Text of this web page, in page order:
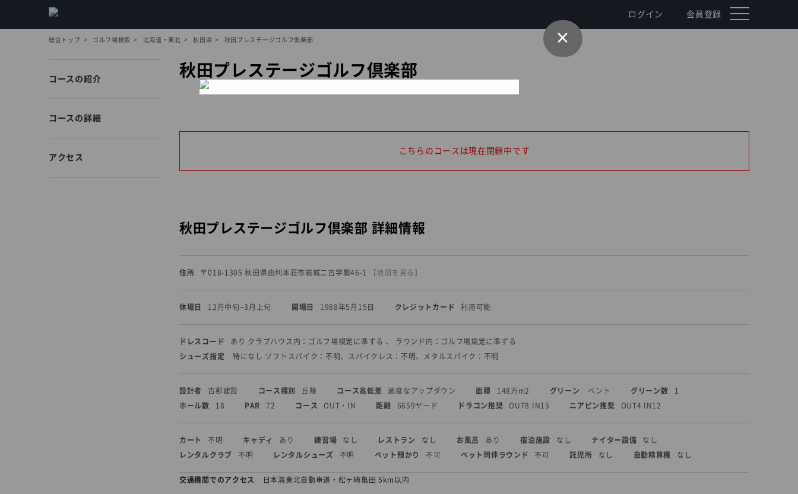
ログイン 会員登録
toggle
×
総合トップ ゴルフ場検索 北海道・東北 秋田県 秋田プレステージゴルフ倶楽部
秋田プレステージゴルフ倶楽部
こちらのコースは現在閉鎖中です
秋田プレステージゴルフ倶楽部 詳細情報
住所 〒018-1305 秋田県由利本荘市岩城二古字繋46-1 ［地図を見る
休場日 12月中旬−3月上旬 開場日 1988年5月15日 クレジットカード 利用可能
ドレスコード あり クラブハウス内：ゴルフ場規定に準ずる 、 ラウンド内：ゴルフ場規定に準ずる
シューズ指定 特になし ソフトスパイク：不明、スパイクレス：不明、メタルスパイク：不明
設計者 古郡建設 コース種別 丘陵 コース高低差 適度なアップダウン 面積 148万m2 グリーン ベント グリーン数 1
ホール数 18 PAR 72 コース OUT・IN 距離 6659ヤード ドラコン推奨 OUT8 IN15 ニアピン推奨 OUT4 IN12
カート 不明 キャディ あり 練習場 なし レストラン なし お風呂 あり 宿泊施設 なし ナイター設備 なし
レンタルクラブ 不明 レンタルシューズ 不明 ペット預かり 不可 ペット同伴ラウンド 不可 託児所 なし 自動精算機 なし
交通機関でのアクセス 日本海東北自動車道・松ヶ崎亀田 5km以内
コースの紹介
コースの詳細
アクセス